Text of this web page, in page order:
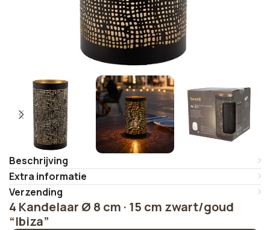
Beschrijving
Extra informatie
Verzending
4 Kandelaar Ø 8 cm · 15 cm zwart/goud
“Ibiza”